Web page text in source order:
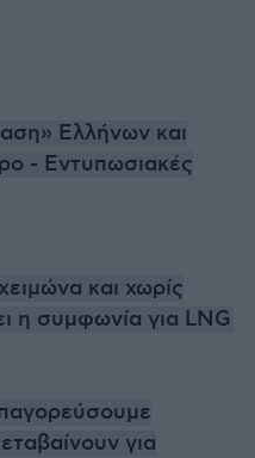
Ελλήνων και
- Εντυπωσιακές
και χωρίς
η συμφωνία για LNG
για